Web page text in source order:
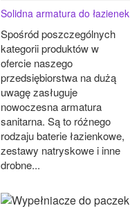
Solidna armatura do łazienek
Spośród poszczególnych
kategorii produktów w
ofercie naszego
przedsiębiorstwa na dużą
uwagę zasługuje
nowoczesna armatura
sanitarna. Są to różnego
rodzaju baterie łazienkowe,
zestawy natryskowe i inne
drobne...